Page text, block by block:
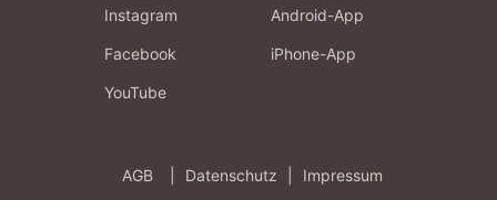
Instagram
Facebook
YouTube
Android-App
iPhone-App
AGB Datenschutz Impressum